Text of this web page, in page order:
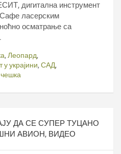
дигитална инструмент
ласерским
осматрање са
, Леопард,
у украјини, САД,
чешка
ДА СЕ СУПЕР ТУЦАНО
АВИОН, ВИДЕО